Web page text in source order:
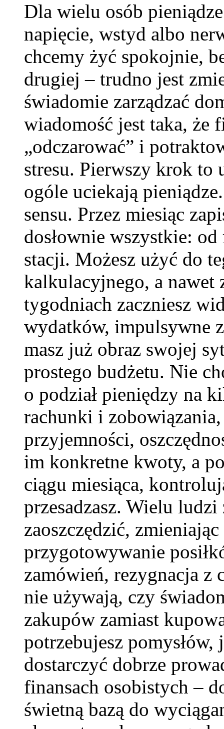
Dla wielu osób
napięcie, wstyd albo
chcemy żyć spokojnie,
drugiej – trudno jest
świadomie zarządzać
wiadomość jest taka, że
„odczarować” i
stresu. Pierwszy krok to
ogóle uciekają
sensu. Przez miesiąc
dosłownie wszystkie:
stacji. Możesz użyć do
kalkulacyjnego, a nawet
tygodniach zaczniesz
wydatków, impulsywne
masz już obraz swojej
prostego budżetu. Nie
o podział pieniędzy na
rachunki i
przyjemności,
im konkretne kwoty, a
ciągu miesiąca,
przesadzasz. Wielu
zaoszczędzić,
przygotowywanie
zamówień, rezygnacja
nie używają, czy
zakupów zamiast
potrzebujesz
dostarczyć dobrze
finansach osobistych –
świetną bazą do